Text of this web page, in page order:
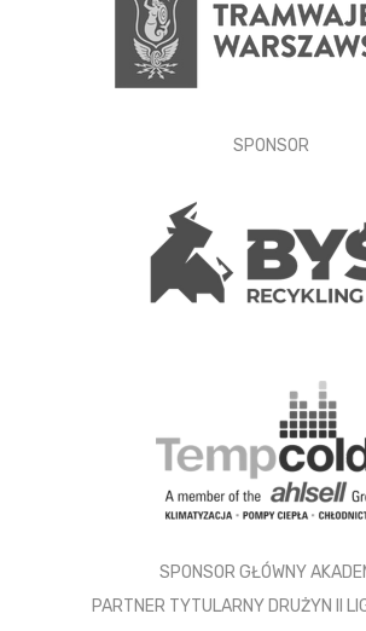
SPONSOR
SPONSOR GŁÓWNY
PARTNER TYTULARNY DRUŻYN II